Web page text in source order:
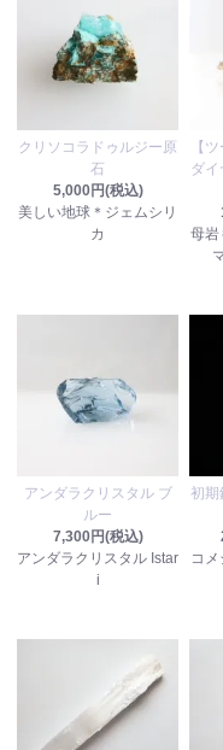
クリソコラドゥルジー原
石
5,000円(税込)
美しい地球＊ジェムシリ
カ
【
ダ
母
アンダラクリスタル ブ
ルー
7,300円(税込)
アンダラクリスタル Istar
i
初
コ